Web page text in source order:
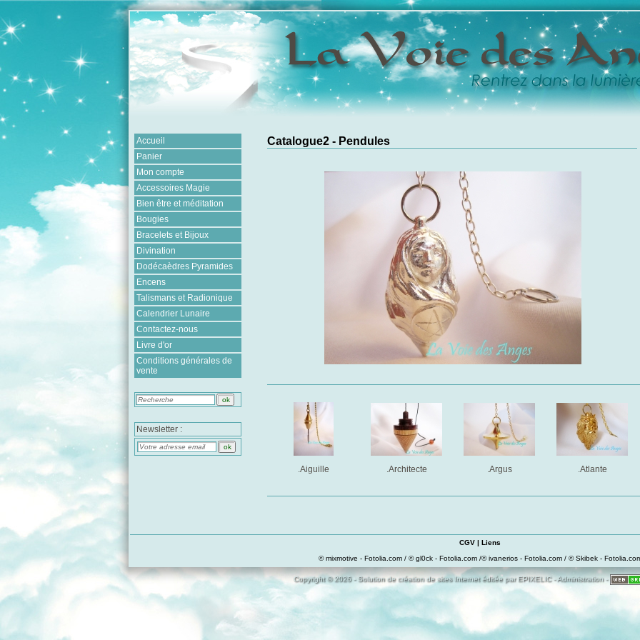
Accueil
Panier
Mon compte
Accessoires Magie
Bien être et méditation
Bougies
Bracelets et Bijoux
Divination
Dodécaèdres Pyramides
Encens
Talismans et Radionique
Calendrier Lunaire
Contactez-nous
Livre d'or
Conditions générales de
vente
Newsletter :
Catalogue2 - Pendules
.Aiguille .Architecte .Argus .Atlante
CGV | Liens
© mixmotive - Fotolia.com / © gl0ck - Fotolia.com /© ivanerios - Fotolia.com / © Skibek -
Copyright © 2026 - Solution de création de sites Internet éditée par EPIXELIC- Administration-